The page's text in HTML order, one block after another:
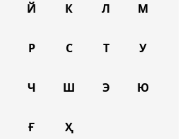
Й К Л М
Р С Т У
Ч Ш Э Ю
Ғ Ҳ